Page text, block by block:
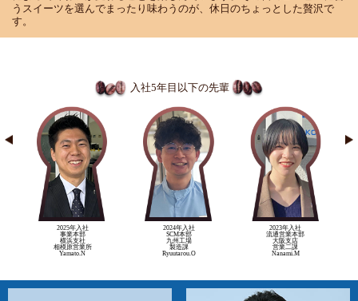
うスイーツを選んでまったり味わうのが、休日のちょっとした贅沢で
す。
入社5年目以下の先輩
2025年入社
事業本部
横浜支社
相模原営業所
Yamato.N
2024年入社
SCM本部
九州工場
製造課
Ryuutarou.O
2023年入社
流通営業本部
大阪支店
営業二課
Nanami.M